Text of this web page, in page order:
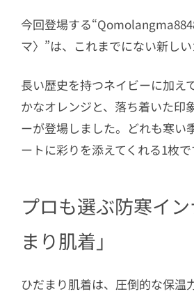
今回登場する
マ〉”は、これまでにない新しい
長い歴史を持つネイビーに加え
かなオレンジと、落ち着いた印
ーが登場しました。どれも寒い
ートに彩りを添えてくれる1枚で
プロも選ぶ防寒イ
まり肌着」
ひだまり肌着は、圧倒的な保温